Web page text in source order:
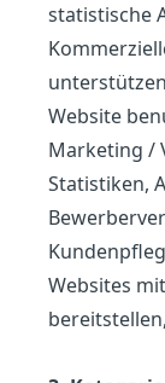
statistische
Website
Marketing /
Statistiken,
Websites